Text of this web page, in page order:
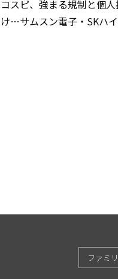
コスピ、強まる規制と個
け…サムスン電子・SKハ
ファミ